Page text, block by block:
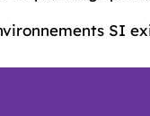
SI